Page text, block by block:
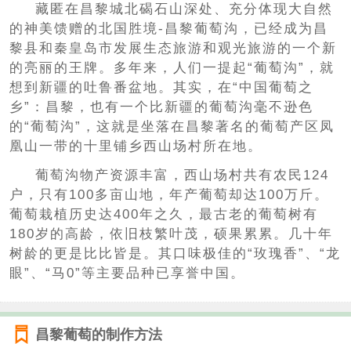
藏匿在昌黎城北碣石山深处、充分体现大自然
的神美馈赠的北国胜境-昌黎葡萄沟，已经成为昌
黎县和秦皇岛市发展生态旅游和观光旅游的一个新
的亮丽的王牌。多年来，人们一提起“葡萄沟”，就
想到新疆的吐鲁番盆地。其实，在“中国葡萄之
乡”：昌黎，也有一个比新疆的葡萄沟毫不逊色
的“葡萄沟”，这就是坐落在昌黎著名的葡萄产区凤
凰山一带的十里铺乡西山场村所在地。
葡萄沟物产资源丰富，西山场村共有农民124
户，只有100多亩山地，年产葡萄却达100万斤。
葡萄栽植历史达400年之久，最古老的葡萄树有
180岁的高龄，依旧枝繁叶茂，硕果累累。几十年
树龄的更是比比皆是。其口味极佳的“玫瑰香”、“龙
眼”、“马0”等主要品种已享誉中国。
昌黎葡萄的制作方法